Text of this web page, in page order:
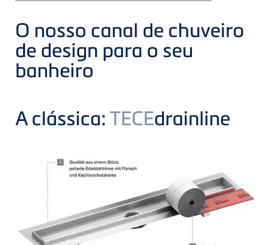
O nosso canal de chuveiro
de design para o seu
banheiro
A clássica:TECEdrainline